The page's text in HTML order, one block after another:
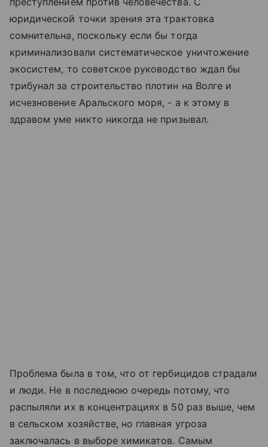
юридической точки зрения эта трактовка
сомнительна, поскольку если бы тогда
криминализовали систематическое уничтожение
экосистем, то советское руководство ждал бы
трибунал за строительство плотин на Волге и
исчезновение Аральского моря, - а к этому в
здравом уме никто никогда не призывал.
Проблема была в том, что от гербицидов страдали
и люди. Не в последнюю очередь потому, что
распыляли их в концентрациях в 50 раз выше, чем
в сельском хозяйстве, но главная угроза
заключалась в выборе химикатов. Самым